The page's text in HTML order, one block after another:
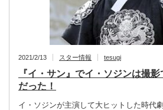
2021/2/13 スター情報 tesugi
『イ・サン』でイ・ソジンは撮
だった！
イ・ソジンが主演して大ヒットした時代